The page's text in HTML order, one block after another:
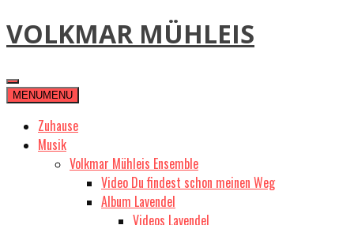
Skip
to
VOLKMAR MÜHLEIS
MENUMENU
Zuhause
Musik
Volkmar Mühleis Ensemble
Video Du findest schon meinen Weg
Album Lavendel
Videos Lavendel